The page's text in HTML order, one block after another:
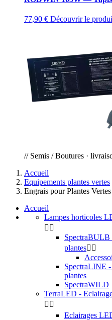
77,90 € Découvrir le
// Semis / Boutures ·
Accueil
Equipements plantes vertes
Engrais pour Plantes Vertes
Accueil
Lampes horticoles
 
SpectraBULB
plantes 
SpectraLINE
plantes
SpectraWILD
TerraLED -
 
Eclairages